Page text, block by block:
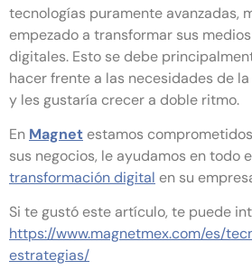
tecnologías puramente avanzadas,
empezado a transformar sus
digitales. Esto se debe
hacer frente a las necesidades de
y les gustaría crecer a doble ritmo.
En Magnet estamos
sus negocios, le ayudamos en todo
transformación digital en su
Si te gustó este artículo, te puede
https://www.magnetmex.com/es/
estrategias/